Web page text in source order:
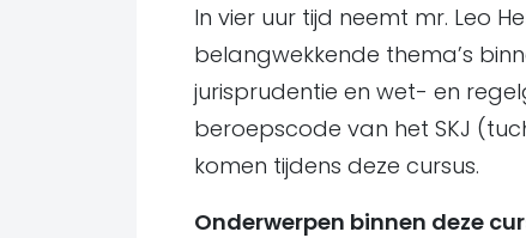
In vier uur tijd neemt mr. Leo
belangwekkende thema’s
jurisprudentie en wet- en
beroepscode van het SKJ
komen tijdens deze cursus.
Onderwerpen binnen deze